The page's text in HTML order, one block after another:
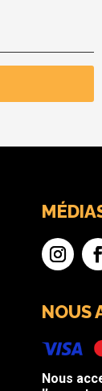
NOUS
Nous